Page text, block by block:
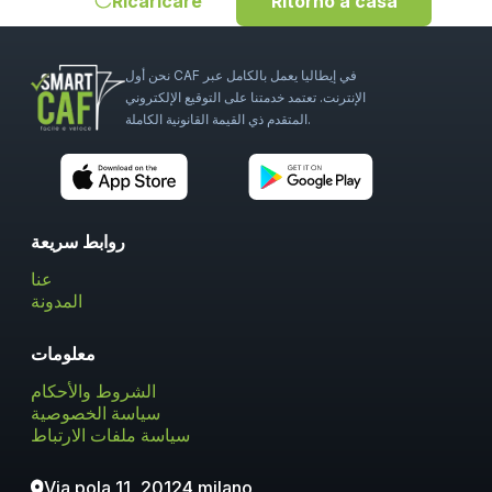
نحن أول CAF في إيطاليا يعمل بالكامل عبر
الإنترنت. تعتمد خدمتنا على التوقيع الإلكتروني
المتقدم ذي القيمة القانونية الكاملة.
روابط سريعة
عنا
المدونة
معلومات
الشروط والأحكام
سياسة الخصوصية
سياسة ملفات الارتباط
Via pola 11, 20124 milano